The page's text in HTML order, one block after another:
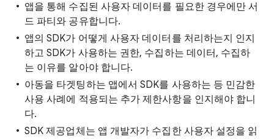
앱을 통해 수집된 사용자 데이터를 필요한 경우에만 서
드 파티와 공유합니다.
앱의 SDK가 어떻게 사용자 데이터를 처리하는지 인지
하고 SDK가 사용하는 권한, 수집하는 데이터, 수집하
는 이유를 알아야 합니다.
아동을 타겟팅하는 앱에서 SDK를 사용하는 등 민감한
사용 사례에 적용되는 추가 제한사항을 인지해야 합니
다.
SDK 제공업체는 앱 개발자가 수집한 사용자 설정을 읽